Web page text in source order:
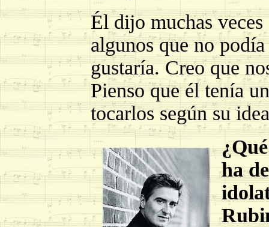
Él dijo muchas
algunos que no
gustaría. Creo que
Pienso que él tenía
tocarlos según su
ha